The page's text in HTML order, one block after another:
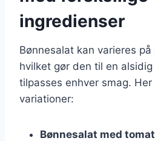
ingredienser
Bønnesalat kan varieres på
hvilket gør den til en
tilpasses enhver smag.
variationer:
Bønnesalat med tomat